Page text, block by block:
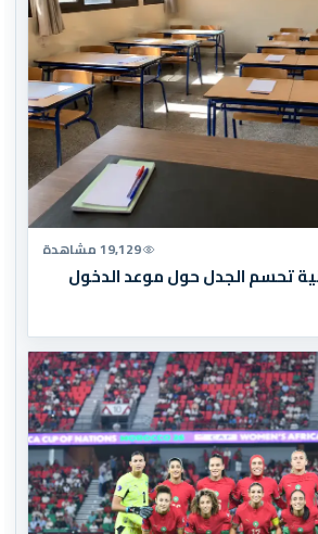
19,129 مشاهدة
تحسم الجدل حول موعد الدخول